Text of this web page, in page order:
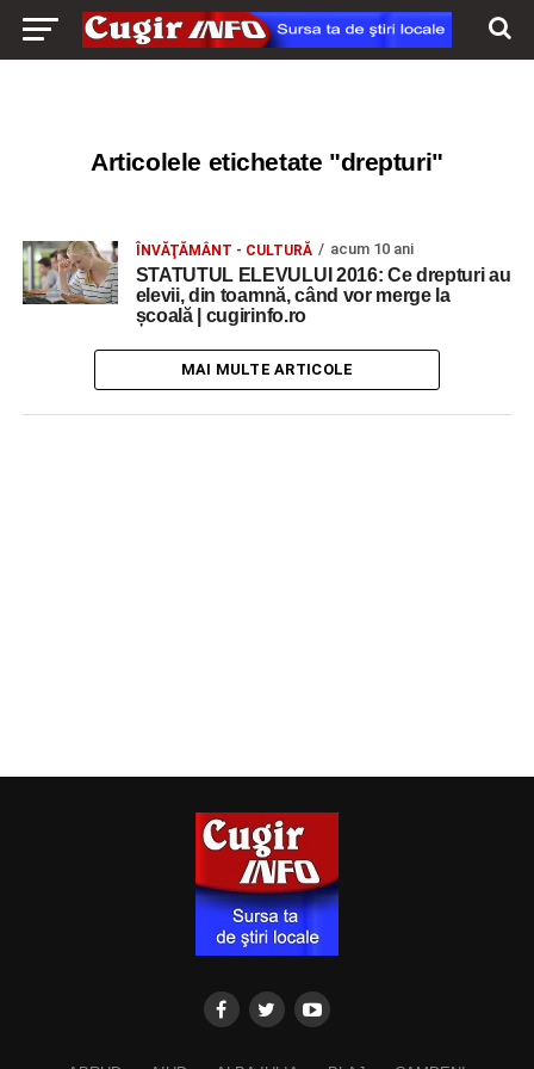
Articolele etichetate "drepturi"
ÎNVĂŢĂMÂNT - CULTURĂ acum 10 ani
STATUTUL ELEVULUI 2016: Ce drepturi au
elevii, din toamnă, când vor merge la
școală | cugirinfo.ro
MAI MULTE ARTICOLE